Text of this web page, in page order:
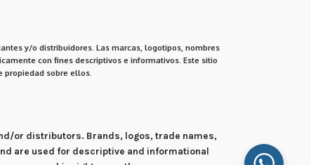
y/o distribuidores. Las marcas, logotipos, nombres
con fines descriptivos e informativos. Este sitio
propiedad sobre ellos.
or distributors. Brands, logos, trade names,
are used for descriptive and informational